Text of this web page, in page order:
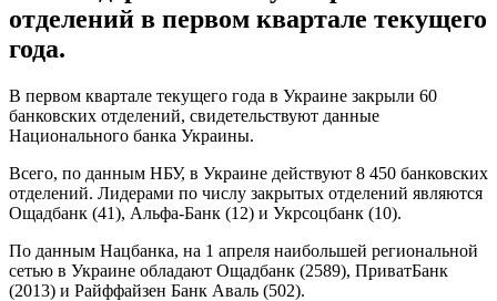
отделений в первом квартале текущего
года.
В первом квартале текущего года в Украине закрыли 60
банковских отделений, свидетельствуют данные
Национального банка Украины.
Всего, по данным НБУ, в Украине действуют 8 450 банковских
отделений. Лидерами по числу закрытых отделений являются
Ощадбанк (41), Альфа-Банк (12) и Укрсоцбанк (10).
По данным Нацбанка, на 1 апреля наибольшей региональной
сетью в Украине обладают Ощадбанк (2589), ПриватБанк
(2013) и Райффайзен Банк Аваль (502).